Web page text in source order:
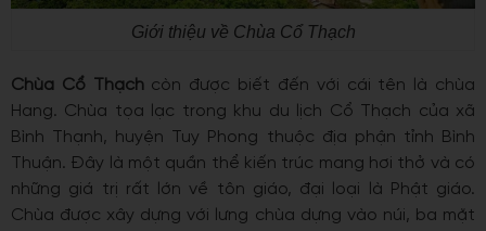
Giới thiệu về Chùa Cổ Thạch
Chùa Cổ Thạchcòn được biết đến với cái tên là chùa
Hang. Chùa tọa lạc trong khu du lịch Cổ Thạch của xã
Bình Thạnh, huyện Tuy Phong thuộc địa phận tỉnh Bình
Thuận. Đây là một quần thể kiến trúc mang hơi thở và có
những giá trị rất lớn về tôn giáo, đại loại là Phật giáo.
Chùa được xây dựng với lưng chùa dựng vào núi, ba mặt